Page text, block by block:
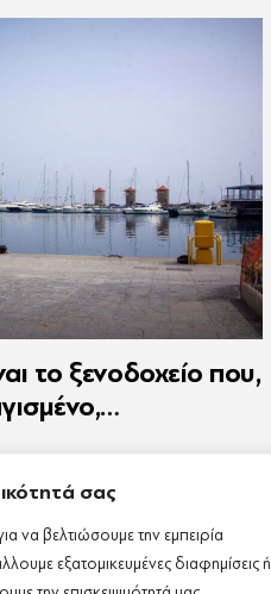
σας
να βελτιώσουμε την εμπειρία
εξατομικευμένες διαφημίσεις ή
το ξενοδοχείο που,
με 216